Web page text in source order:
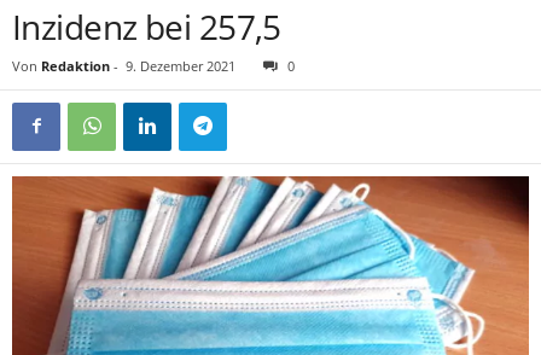
Inzidenz bei 257,5
Von Redaktion - 9. Dezember 2021 0